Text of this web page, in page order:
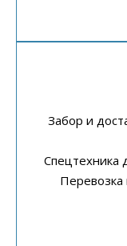
Забор и
Спецтехника
Перевозка